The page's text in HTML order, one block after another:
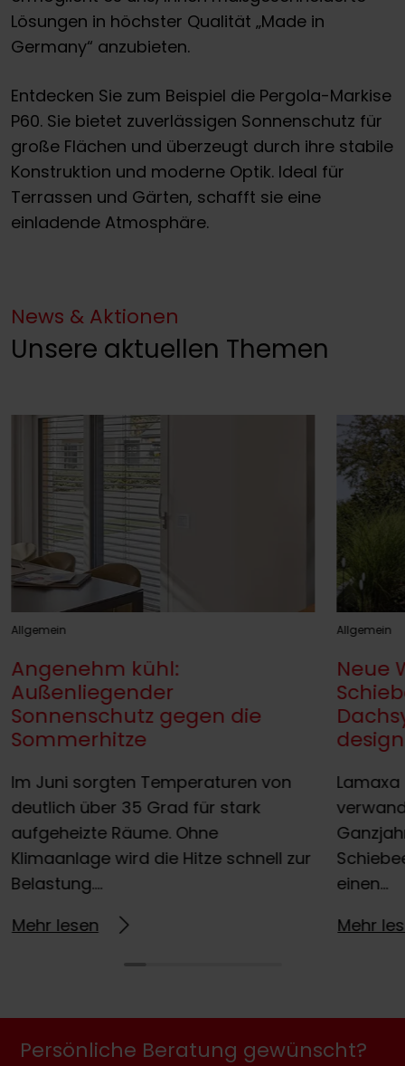
Lösungen in höchster Qualität „Made in
Germany“ anzubieten.
Entdecken Sie zum Beispiel die Pergola-Markise
P60. Sie bietet zuverlässigen Sonnenschutz für
große Flächen und überzeugt durch ihre stabile
Konstruktion und moderne Optik. Ideal für
Terrassen und Gärten, schafft sie eine
einladende Atmosphäre.
News & Aktionen
Unsere aktuellen Themen
Allgemein
Angenehm kühl:
Außenliegender
Sonnenschutz gegen die
Sommerhitze
Im Juni sorgten Temperaturen von
deutlich über 35 Grad für stark
aufgeheizte Räume. Ohne
Klimaanlage wird die Hitze schnell zur
Belastung….
Mehr lesen
Allgemein
Neue
Lamaxa
einen…
Mehr
Persönliche Beratung gewünscht?